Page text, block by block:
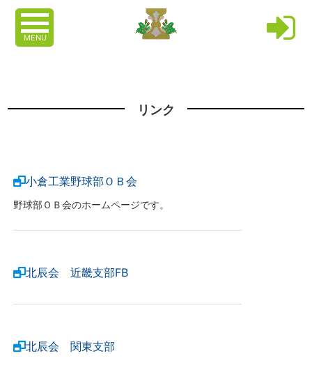
MENU
リンク
小倉工業野球部ＯＢ会
野球部ＯＢ会のホームページです。
北辰会 近畿支部FB
北辰会 関東支部